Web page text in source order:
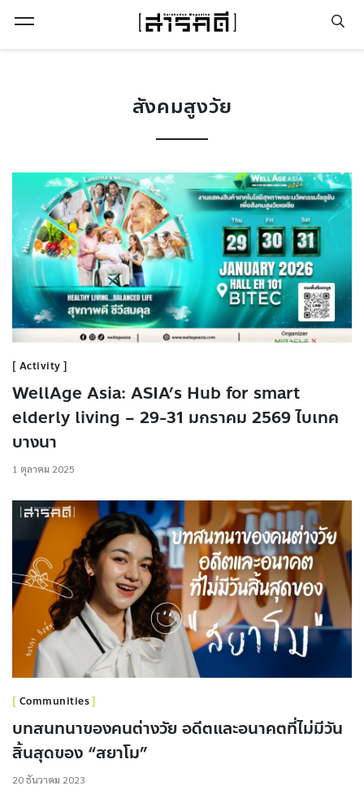
สังคมสูงวัย
Activity
WellAge Asia: ASIA’s Hub for smart
elderly living – 29-31 มกราคม 2569 ไบเทค
บางนา
1 ตุลาคม 2025
Communities
บทสนทนาของคนต่างวัย อดีตและอนาคตที่ไม่มีวัน
สิ้นสุดของ “สยาโม”
20 ธันวาคม 2023